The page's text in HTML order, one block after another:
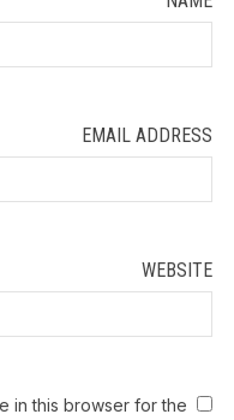
EMAIL ADDRESS
WEBSITE
in this browser for the